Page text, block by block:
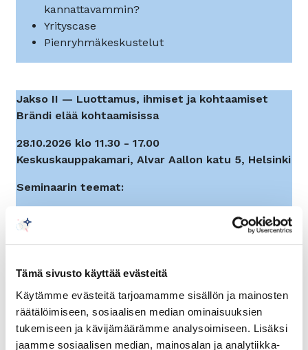
Tämä sivusto käyttää evästeitä
Käytämme evästeitä tarjoamamme sisällön ja mainosten
räätälöimiseen, sosiaalisen median ominaisuuksien
tukemiseen ja kävijämäärämme analysoimiseen. Lisäksi
jaamme sosiaalisen median, mainosalan ja analytiikka-
kannattavammin?
Yrityscase
Pienryhmäkeskustelut
Jakso II — Luottamus, ihmiset ja kohtaamiset
Brändi elää kohtaamisissa
28.10.2026 klo 11.30 - 17.00
Keskuskauppakamari, Alvar Aallon katu 5, Helsinki
Seminaarin teemat:
Johtajien henkilöbrändit
Miten brändi näkyy arjen kohtaamisissa?
Yrityscase
Pienryhmäkeskustelut